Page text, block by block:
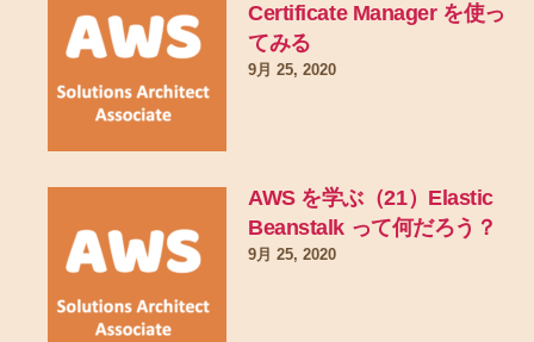
Certificate Manager を使っ
てみる
9月 25, 2020
AWS を学ぶ（21）Elastic
Beanstalk って何だろう？
9月 25, 2020